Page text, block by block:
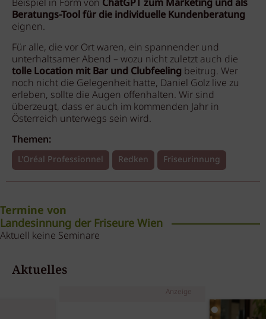
Beispiel in Form von ChatGPT zum Marketing und als
Beratungs-Tool für die individuelle Kundenberatung
eignen.
Für alle, die vor Ort waren, ein spannender und
unterhaltsamer Abend – wozu nicht zuletzt auch die
tolle Location mit Bar und Clubfeeling beitrug. Wer
noch nicht die Gelegenheit hatte, Daniel Golz live zu
erleben, sollte die Augen offenhalten. Wir sind
überzeugt, dass er auch im kommenden Jahr in
Österreich unterwegs sein wird.
Themen:
L'Oréal Professionnel Redken Friseurinnung
Termine von
Landesinnung der Friseure Wien
Aktuell keine Seminare
Aktuelles
Anzeige